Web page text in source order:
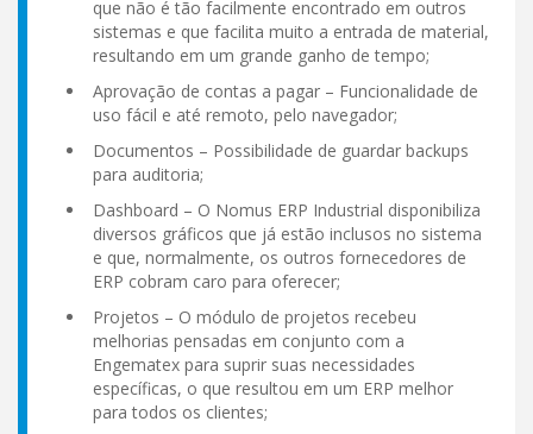
que não é tão facilmente encontrado em outros
sistemas e que facilita muito a entrada de material,
resultando em um grande ganho de tempo;
Aprovação de contas a pagar – Funcionalidade de
uso fácil e até remoto, pelo navegador;
Documentos – Possibilidade de guardar backups
para auditoria;
Dashboard – O Nomus ERP Industrial disponibiliza
diversos gráficos que já estão inclusos no sistema
e que, normalmente, os outros fornecedores de
ERP cobram caro para oferecer;
Projetos – O módulo de projetos recebeu
melhorias pensadas em conjunto com a
Engematex para suprir suas necessidades
específicas, o que resultou em um ERP melhor
para todos os clientes;